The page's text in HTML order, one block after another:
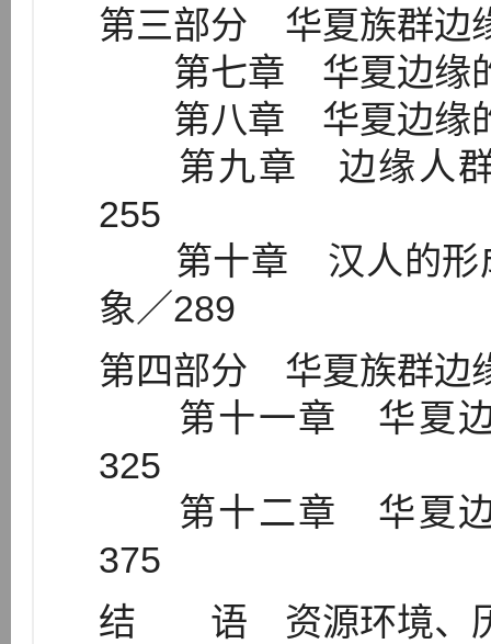
第三部分 华夏族群边
第七章 华夏边缘的
第八章 华夏边缘的
第九章 边缘人群
255
第十章 汉人的形成
象／289
第四部分 华夏族群边
第十一章 华夏边
325
第十二章 华夏边
375
结 语 资源环境、历